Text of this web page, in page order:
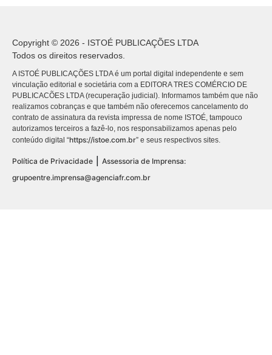
Copyright © 2026 - ISTOÉ PUBLICAÇÕES LTDA
Todos os direitos reservados.
A ISTOÉ PUBLICAÇÕES LTDA é um portal digital independente e sem
vinculação editorial e societária com a EDITORA TRES COMÉRCIO DE
PUBLICACÕES LTDA (recuperação judicial). Informamos também que não
realizamos cobranças e que também não oferecemos cancelamento do
contrato de assinatura da revista impressa de nome ISTOÉ, tampouco
autorizamos terceiros a fazê-lo, nos responsabilizamos apenas pelo
conteúdo digital “https://istoe.com.br” e seus respectivos sites.
Política de Privacidade
Assessoria de Imprensa:
grupoentre.imprensa@agenciafr.com.br